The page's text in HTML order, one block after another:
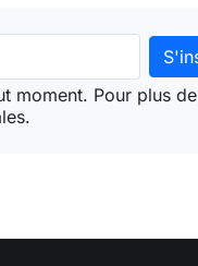
moment. Pour plus de